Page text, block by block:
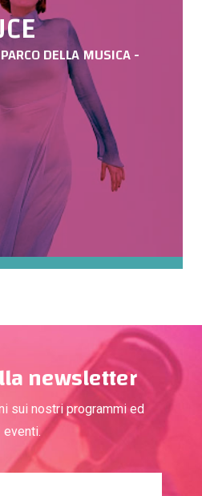
DELLA MUSICA -
newsletter
sui nostri programmi ed
eventi.